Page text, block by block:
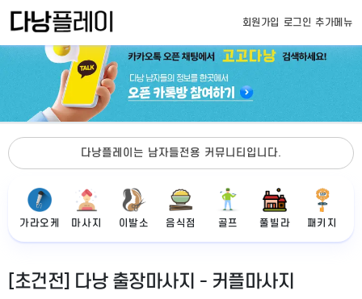
회원가입 로그인 추가메뉴
다낭플레이는 남자들전용 커뮤니티입니다.
가라오케 마사지 이발소 음식점 골프 풀빌라 패키지
[초건전] 다낭 출장마사지 - 커플마사지